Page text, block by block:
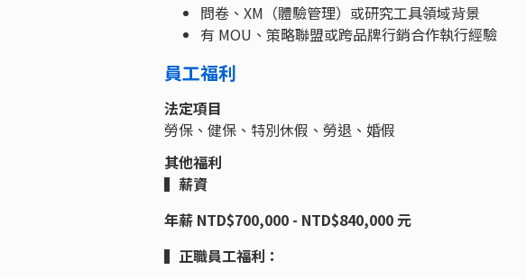
問卷、XM（體驗管理）或研究工具領域背景
有 MOU、策略聯盟或跨品牌行銷合作執行經驗
員工福利
法定項目
勞保、健保、特別休假、勞退、婚假
其他福利
▍薪資
年薪 NTD$700,000 - NTD$840,000 元
▍正職員工福利：